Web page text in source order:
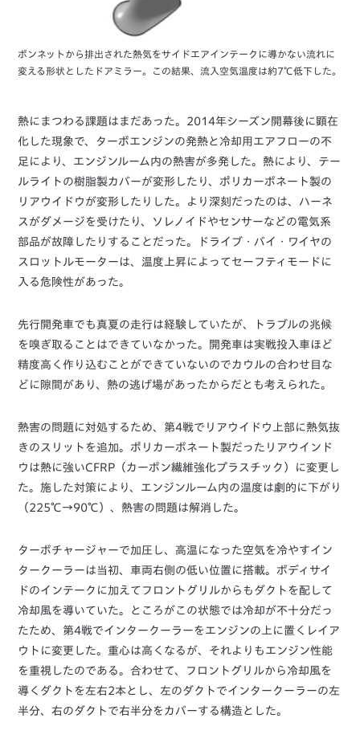
ボンネットから排出された熱気をサイドエアインテークに導かない流れに
変える形状としたドアミラー。この結果、流入空気温度は約7℃低下した。
熱にまつわる課題はまだあった。2014年シーズン開幕後に顕在
化した現象で、ターボエンジンの発熱と冷却用エアフローの不
足により、エンジンルーム内の熱害が多発した。熱により、テー
ルライトの樹脂製カバーが変形したり、ポリカーボネート製の
リアウイドウが変形したりした。より深刻だったのは、ハーネ
スがダメージを受けたり、ソレノイドやセンサーなどの電気系
部品が故障したりすることだった。ドライブ・バイ・ワイヤの
スロットルモーターは、温度上昇によってセーフティモードに
入る危険性があった。
先行開発車でも真夏の走行は経験していたが、トラブルの兆候
を嗅ぎ取ることはできていなかった。開発車は実戦投入車ほど
精度高く作り込むことができていないのでカウルの合わせ目な
どに隙間があり、熱の逃げ場があったからだとも考えられた。
熱害の問題に対処するため、第4戦でリアウイドウ上部に熱気抜
きのスリットを追加。ポリカーボネート製だったリアウインド
ウは熱に強いCFRP（カーボン繊維強化プラスチック）に変更し
た。施した対策により、エンジンルーム内の温度は劇的に下がり
（225℃→90℃）、熱害の問題は解消した。
ターボチャージャーで加圧し、高温になった空気を冷やすイン
タークーラーは当初、車両右側の低い位置に搭載。ボディサイ
ドのインテークに加えてフロントグリルからもダクトを配して
冷却風を導いていた。ところがこの状態では冷却が不十分だっ
たため、第4戦でインタークーラーをエンジンの上に置くレイア
ウトに変更した。重心は高くなるが、それよりもエンジン性能
を重視したのである。合わせて、フロントグリルから冷却風を
導くダクトを左右2本とし、左のダクトでインタークーラーの左
半分、右のダクトで右半分をカバーする構造とした。